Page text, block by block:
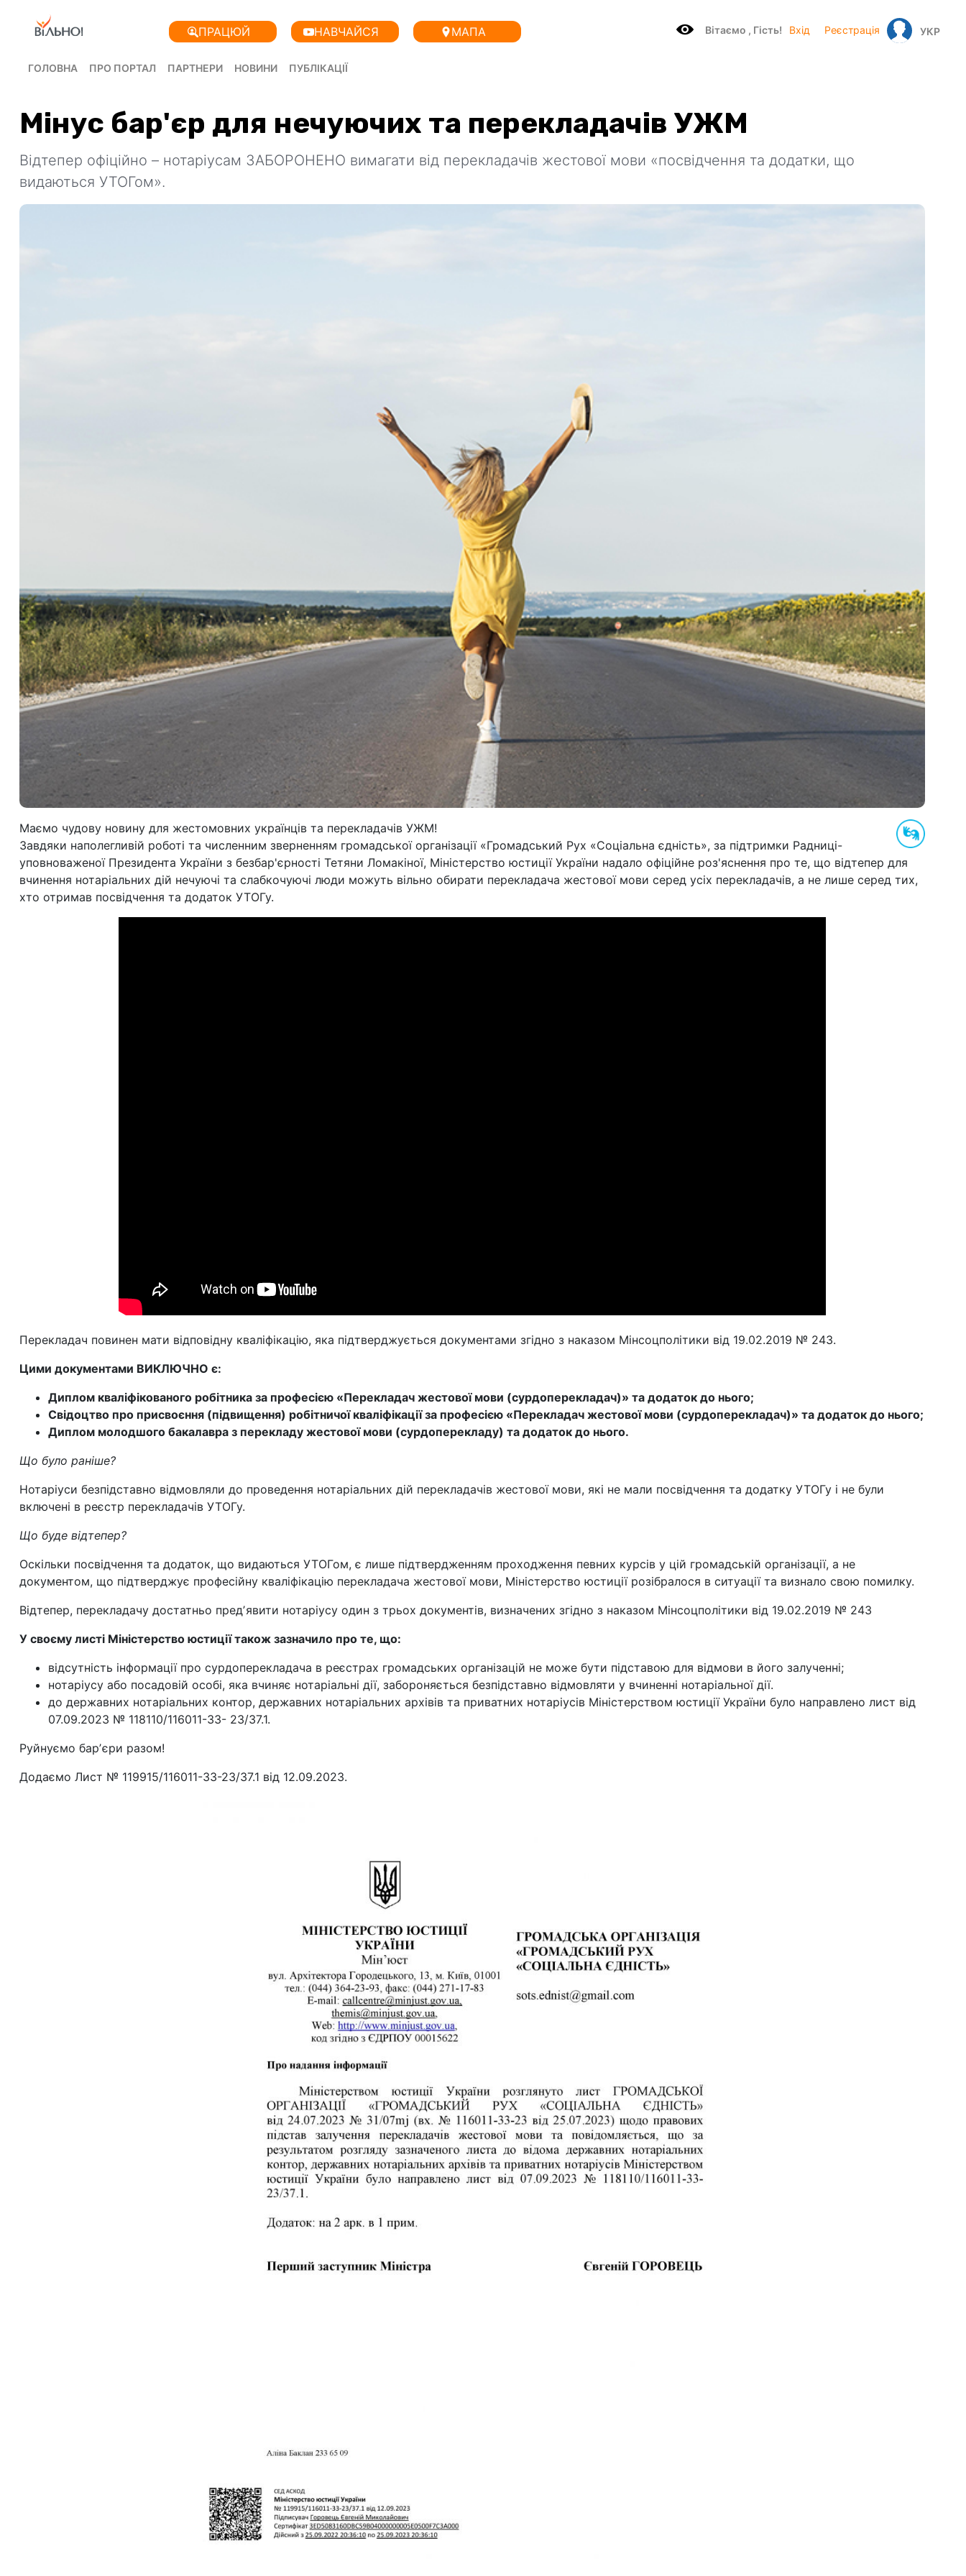
ПРАЦЮЙ НАВЧАЙСЯ МАПА Вітаємo , Гість! Вхід Реєстрація УКР
ГОЛОВНА ПРО ПОРТАЛ ПАРТНЕРИ НОВИНИ ПУБЛІКАЦІЇ
Мінус бар'єр для нечуючих та перекладачів УЖМ
Відтепер офіційно – нотаріусам ЗАБОРОНЕНО вимагати від перекладачів жестової мови «посвідчення та додатки, що
видаються УТОГом».
Маємо чудову новину для жестомовних українців та перекладачів УЖМ!
Завдяки наполегливій роботі та численним зверненням громадської організації «Громадський Рух «Соціальна єдність», за підтримки Радниці-
уповноваженої Президента України з безбар'єрності Тетяни Ломакіної, Міністерство юстиції України надало офіційне роз'яснення про те, що відтепер для
вчинення нотаріальних дій нечуючі та слабкочуючі люди можуть вільно обирати перекладача жестової мови серед усіх перекладачів, а не лише серед тих,
хто отримав посвідчення та додаток УТОГу.
Перекладач повинен мати відповідну кваліфікацію, яка підтверджується документами згідно з наказом Мінсоцполітики від 19.02.2019 № 243.
Цими документами ВИКЛЮЧНО є:
Диплом кваліфікованого робітника за професією «Перекладач жестової мови (сурдоперекладач)» та додаток до нього;
Свідоцтво про присвоєння (підвищення) робітничої кваліфікації за професією «Перекладач жестової мови (сурдоперекладач)» та додаток до нього;
Диплом молодшого бакалавра з перекладу жестової мови (сурдоперекладу) та додаток до нього.
Що було раніше?
Нотаріуси безпідставно відмовляли до проведення нотаріальних дій перекладачів жестової мови, які не мали посвідчення та додатку УТОГу і не були
включені в реєстр перекладачів УТОГу.
Що буде відтепер?
Оскільки посвідчення та додаток, що видаються УТОГом, є лише підтвердженням проходження певних курсів у цій громадській організації, а не
документом, що підтверджує професійну кваліфікацію перекладача жестової мови, Міністерство юстиції розібралося в ситуації та визнало свою помилку.
Відтепер, перекладачу достатньо предʼявити нотаріусу один з трьох документів, визначених згідно з наказом Мінсоцполітики від 19.02.2019 № 243
У своєму листі Міністерство юстиції також зазначило про те, що:
відсутність інформації про сурдоперекладача в реєстрах громадських організацій не може бути підставою для відмови в його залученні;
нотаріусу або посадовій особі, яка вчиняє нотаріальні дії, забороняється безпідставно відмовляти у вчиненні нотаріальної дії.
до державних нотаріальних контор, державних нотаріальних архівів та приватних нотаріусів Міністерством юстиції України було направлено лист від
07.09.2023 № 118110/116011-33- 23/37.1.
Руйнуємо барʼєри разом!
Додаємо Лист № 119915/116011-33-23/37.1 від 12.09.2023.